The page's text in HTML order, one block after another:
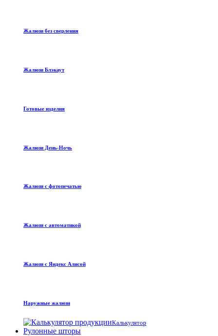
Жалюзи без сверления
Жалюзи Блэкаут
Готовые изделия
Жалюзи День-Ночь
Жалюзи с фотопечатью
Жалюзи с автоматикой
Жалюзи с Яндекс Алисой
Наружные жалюзи
Калькулятор
Рулонные шторы